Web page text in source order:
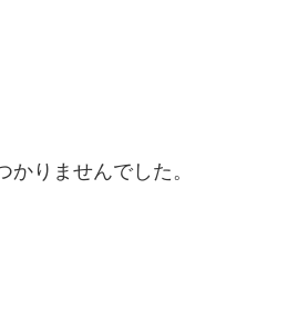
かりませんでした。